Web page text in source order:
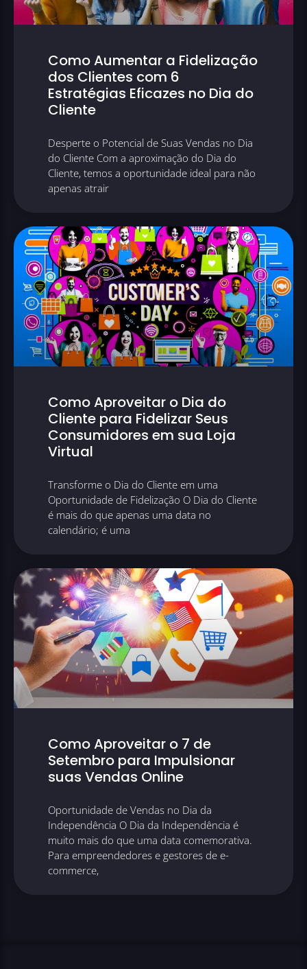
Como Aumentar a Fidelização
dos Clientes com 6
Estratégias Eficazes no Dia do
Cliente
Desperte o Potencial de Suas Vendas no Dia
do Cliente Com a aproximação do Dia do
Cliente, temos a oportunidade ideal para não
apenas atrair
Como Aproveitar o Dia do
Cliente para Fidelizar Seus
Consumidores em sua Loja
Virtual
Transforme o Dia do Cliente em uma
Oportunidade de Fidelização O Dia do Cliente
é mais do que apenas uma data no
calendário; é uma
Como Aproveitar o 7 de
Setembro para Impulsionar
suas Vendas Online
Oportunidade de Vendas no Dia da
Independência O Dia da Independência é
muito mais do que uma data comemorativa.
Para empreendedores e gestores de e-
commerce,